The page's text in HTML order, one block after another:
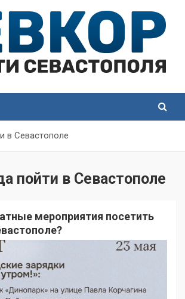
в Севастополе
пойти в Севастополе
мероприятия посетить